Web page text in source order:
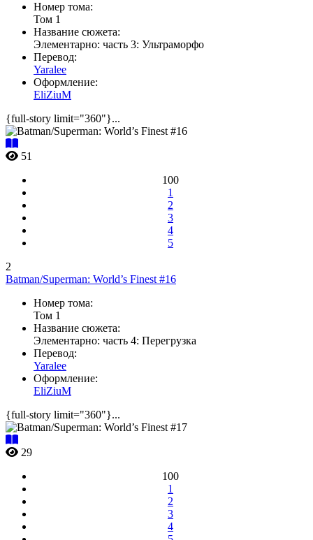
Номер тома:
Том 1
Название сюжета:
Элементарно: часть 3: Ультраморфо
Перевод:
Yaralee
Оформление:
EliZiuM
{full-story limit="360"}...
51
100
1
2
3
4
5
2
Batman/Superman: World’s Finest #16
Номер тома:
Том 1
Название сюжета:
Элементарно: часть 4: Перегрузка
Перевод:
Yaralee
Оформление:
EliZiuM
{full-story limit="360"}...
29
100
1
2
3
4